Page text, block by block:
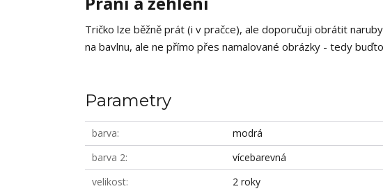
Tričko lze běžně prát (i v pračce), ale doporučuji obrátit
na bavlnu, ale ne přímo přes namalované obrázky - tedy
Parametry
barva
modrá
barva 2
vícebarevná
velikost
2 roky